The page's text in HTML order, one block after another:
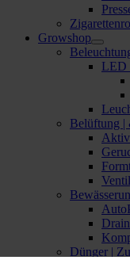
Growshop
LED
Belüftung |
Dünger |